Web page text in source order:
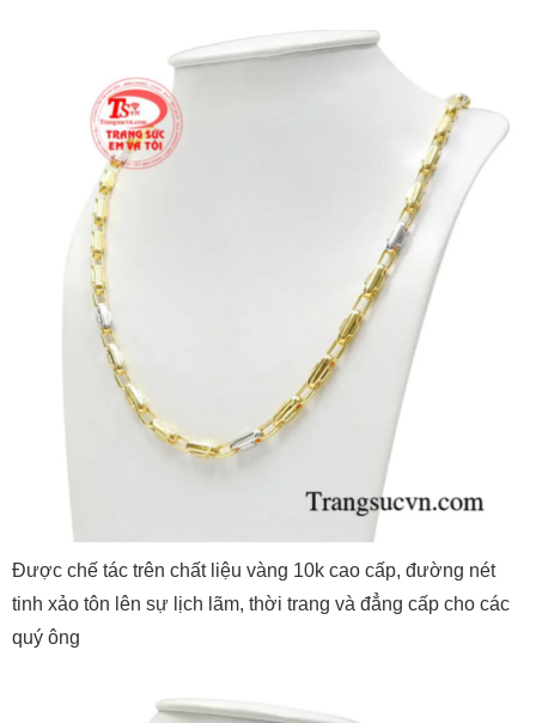
Được chế tác trên chất liệu vàng 10k cao cấp, đường nét
tinh xảo tôn lên sự lịch lãm, thời trang và đẳng cấp cho các
quý ông